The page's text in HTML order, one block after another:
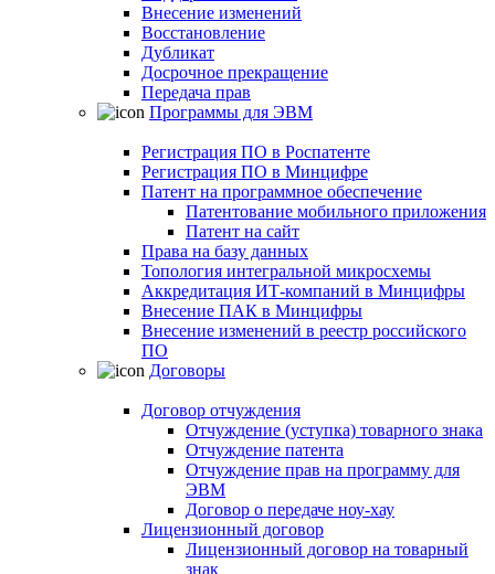
Внесение изменений
Восстановление
Дубликат
Досрочное прекращение
Передача прав
Программы для ЭВМ
Регистрация ПО в Роспатенте
Регистрация ПО в Минцифре
Патент на программное обеспечение
Патентование мобильного приложения
Патент на сайт
Права на базу данных
Топология интегральной микросхемы
Аккредитация ИТ-компаний в Минцифры
Внесение ПАК в Минцифры
Внесение изменений в реестр российского
ПО
Договоры
Договор отчуждения
Отчуждение (уступка) товарного знака
Отчуждение патента
Отчуждение прав на программу для
ЭВМ
Договор о передаче ноу-хау
Лицензионный договор
Лицензионный договор на товарный
знак